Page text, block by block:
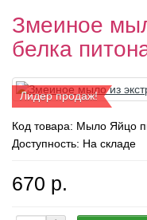
Змеиное
белка
Лидер продаж!
Код товара: Мыло Яйцо
Доступность: На складе
670 р.